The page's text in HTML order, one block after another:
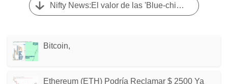
Nifty News:El valor de las 'Blue-chips' se reduce a la mitad, el volumen de NFT de Goblintown free-to-mint aumenta
Bitcoin,
Ethereum (ETH) Podría Reclamar $ 2500 Ya